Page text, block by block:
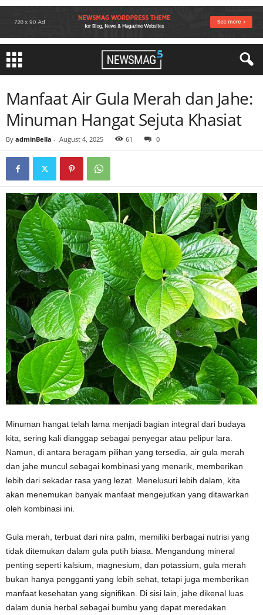
Manfaat Air Gula Merah dan Jahe:
Minuman Hangat Sejuta Khasiat
By adminBella - August 4, 2025 61 0
Minuman hangat telah lama menjadi bagian integral dari budaya
kita, sering kali dianggap sebagai penyegar atau pelipur lara.
Namun, di antara beragam pilihan yang tersedia, air gula merah
dan jahe muncul sebagai kombinasi yang menarik, memberikan
lebih dari sekadar rasa yang lezat. Menelusuri lebih dalam, kita
akan menemukan banyak manfaat mengejutkan yang ditawarkan
oleh kombinasi ini.
Gula merah, terbuat dari nira palm, memiliki berbagai nutrisi yang
tidak ditemukan dalam gula putih biasa. Mengandung mineral
penting seperti kalsium, magnesium, dan potassium, gula merah
bukan hanya pengganti yang lebih sehat, tetapi juga memberikan
manfaat kesehatan yang signifikan. Di sisi lain, jahe dikenal luas
dalam dunia herbal sebagai bumbu yang dapat meredakan